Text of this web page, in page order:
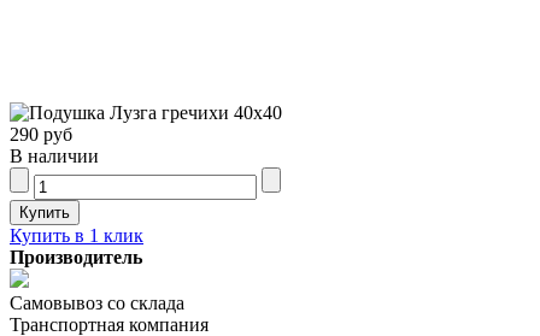
290 руб
В наличии
Купить в 1 клик
Производитель
Самовывоз со склада
Транспортная компания